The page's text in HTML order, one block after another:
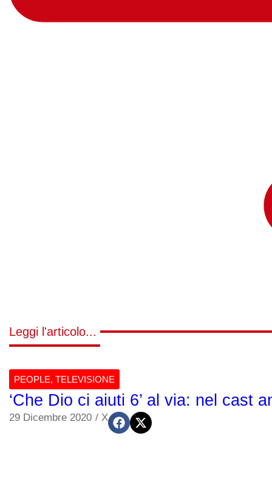
Leggi l'articolo...
PEOPLE, TELEVISIONE
‘Che Dio ci aiuti 6’ al via: nel cast
29 Dicembre 2020 / X